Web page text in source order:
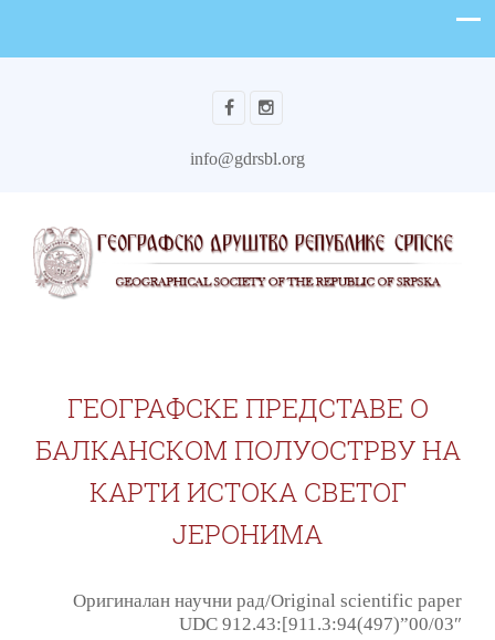
info@gdrsbl.org
ГЕОГРАФСКЕ ПРЕДСТАВЕ О
БАЛКАНСКОМ ПОЛУОСТРВУ НА
КАРТИ ИСТОКА СВЕТОГ
ЈЕРОНИМА
Оригиналан научни рад/Original scientific paper
UDC 912.43:[911.3:94(497)”00/03″